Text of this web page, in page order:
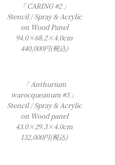
「 CARING #2 」
Stencil / Spray & Acrylic
on Wood Panel
94.0×68.2×4.0cm
440,000円(税込)
「 Anthurium
warocqueanum #3 」
Stencil / Spray & Acrylic
on Wood panel
43.0×29.3×4.0cm
132,000円(税込)